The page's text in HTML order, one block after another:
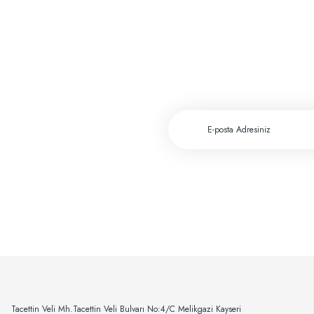
Tacettin Veli Mh.Tacettin Veli Bulvarı No:4/C Melikgazi Kayseri